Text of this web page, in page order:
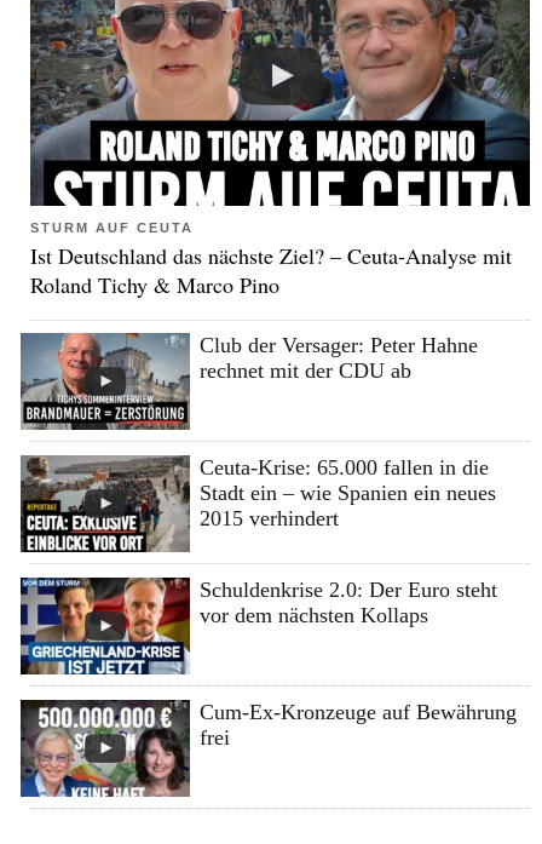
STURM AUF CEUTA
Ist Deutschland das nächste Ziel? – Ceuta-Analyse mit
Roland Tichy & Marco Pino
Club der Versager: Peter Hahne
rechnet mit der CDU ab
Ceuta-Krise: 65.000 fallen in die
Stadt ein – wie Spanien ein neues
2015 verhindert
Schuldenkrise 2.0: Der Euro steht
vor dem nächsten Kollaps
Cum-Ex-Kronzeuge auf Bewährung
frei